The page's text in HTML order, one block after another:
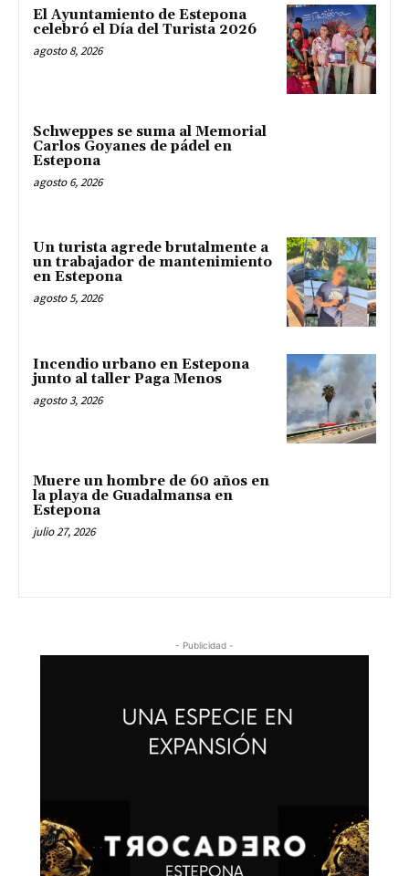
El Ayuntamiento de Estepona
celebró el Día del Turista 2026
agosto 8, 2026
Schweppes se suma al Memorial
Carlos Goyanes de pádel en
Estepona
agosto 6, 2026
Un turista agrede brutalmente a
un trabajador de mantenimiento
en Estepona
agosto 5, 2026
Incendio urbano en Estepona
junto al taller Paga Menos
agosto 3, 2026
Muere un hombre de 60 años en
la playa de Guadalmansa en
Estepona
julio 27, 2026
- Publicidad -